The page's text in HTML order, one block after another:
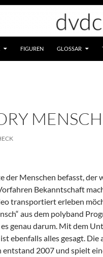
FIGUREN GLOSSAR
MENSCH
der Menschen befasst, der
Bekanntschaft
transportiert erleben
aus dem polyband
genau darum. Mit dem
ebenfalls alles gesagt. Die
2007 und spielt